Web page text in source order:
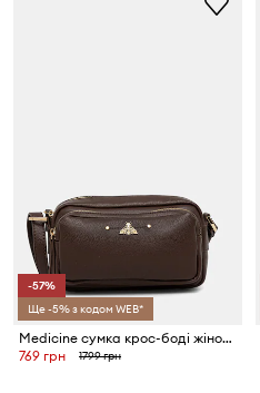
-57%
Ще -5% з кодом WEB*
Medicine сумка крос-боді жіноча
769 грн
1799 грн